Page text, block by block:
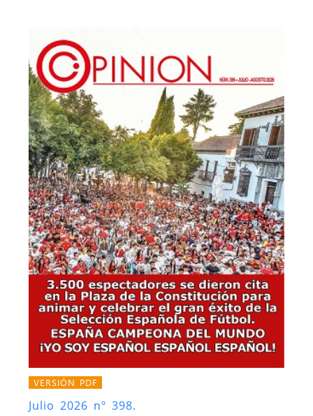
VERSIÓN PDF
Julio 2026 nº 398.